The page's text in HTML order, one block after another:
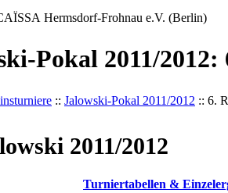
Hermsdorf-Frohnau e.V. (Berlin)
Pokal 2011/2012:
:: Jalowski-Pokal 2011/2012 :: 6.
2011/2012
Turniertabellen &